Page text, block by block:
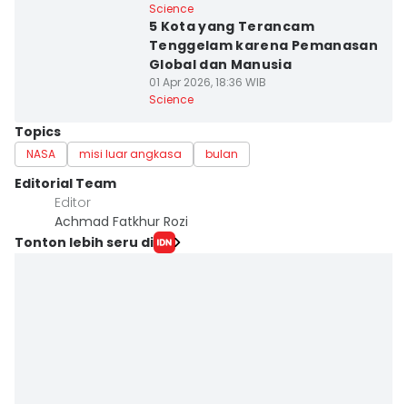
Science
5 Kota yang Terancam
Tenggelam karena Pemanasan
Global dan Manusia
01 Apr 2026, 18:36 WIB
Science
Topics
NASA misi luar angkasa bulan
Editorial Team
Editor
Achmad Fatkhur Rozi
Tonton lebih seru di